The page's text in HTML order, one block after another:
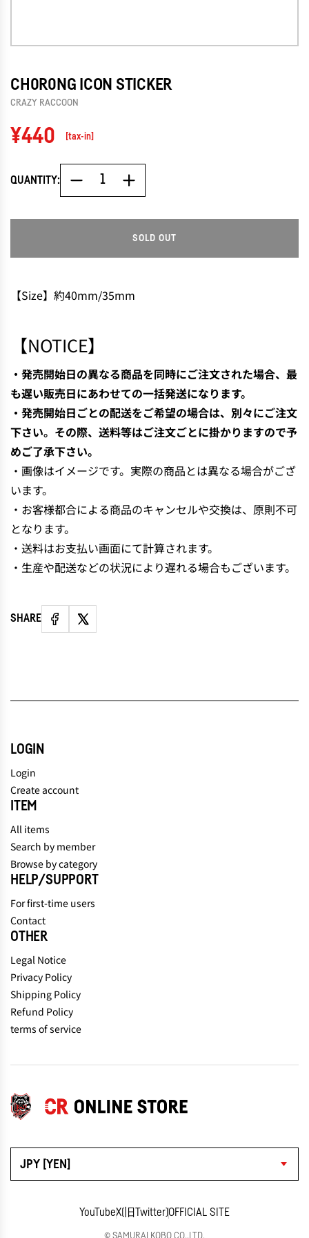
CH0R0NG ICON STICKER
CRAZY RACCOON
Regular
¥440 [tax-in]
QUANTITY:
SOLD OUT
O
.
【Size】約40mm/35mm
【NOTICE】
・発売開始日の異なる商品を同時にご注文された場合、最
も遅い販売日にあわせての一括発送になります。
・発売開始日ごとの配送をご希望の場合は、別々にご注文
下さい。その際、送料等はご注文ごとに掛かりますので予
めご了承下さい。
・画像はイメージです。実際の商品とは異なる場合がござ
います。
・お客様都合による商品のキャンセルや交換は、原則不可
となります。
・送料はお支払い画面にて計算されます。
・生産や配送などの状況により遅れる場合もございます。
SHARE
JPY [YEN]
YouTubeX(旧Twitter)OFFICIAL SITE
LOGIN
Login
Create account
ITEM
All items
Search by member
Browse by category
HELP/SUPPORT
For first-time users
Contact
OTHER
Legal Notice
Privacy Policy
Shipping Policy
Refund Policy
terms of service